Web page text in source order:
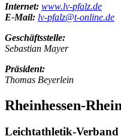
Internet: www.lv-pfalz.de
E-Mail: lv-pfalz@t-online.de
Geschäftsstelle:
Sebastian Mayer
Präsident:
Thomas Beyerlein
Rheinhessen-
Leichtathletik-Verband